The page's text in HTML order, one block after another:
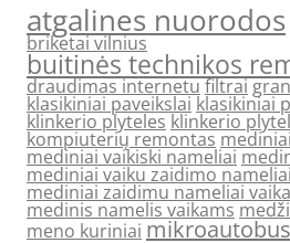
atgalines nuorodos
briketai vilnius
buitinės technikos
draudimas internetufiltrai
klasikiniai paveikslai klasikiniai
klinkerio plyteles klinkerio
kompiuterių remontas
mediniai vaikiski nameliai
mediniai vaiku zaidimo nameliai
mediniai zaidimu nameliai
medinis namelis vaikams
meno kuriniai